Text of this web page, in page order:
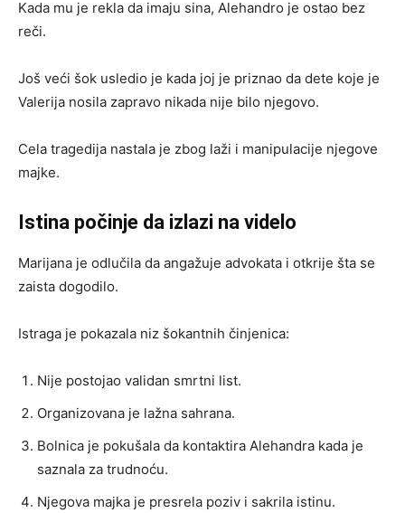
Kada mu je rekla da imaju sina, Alehandro je ostao bez
reči.
Još veći šok usledio je kada joj je priznao da dete koje je
Valerija nosila zapravo nikada nije bilo njegovo.
Cela tragedija nastala je zbog laži i manipulacije njegove
majke.
Istina počinje da izlazi na videlo
Marijana je odlučila da angažuje advokata i otkrije šta se
zaista dogodilo.
Istraga je pokazala niz šokantnih činjenica:
Nije postojao validan smrtni list.
Organizovana je lažna sahrana.
Bolnica je pokušala da kontaktira Alehandra kada je
saznala za trudnoću.
Njegova majka je presrela poziv i sakrila istinu.